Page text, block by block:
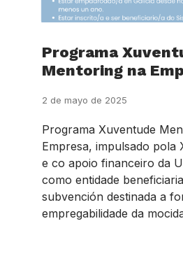
Programa
Mentoring na
2 de mayo de 2025
Programa Xuventude
Empresa, impulsado pola
e co apoio financeiro da
como entidade
subvención destinada a
empregabilidade da